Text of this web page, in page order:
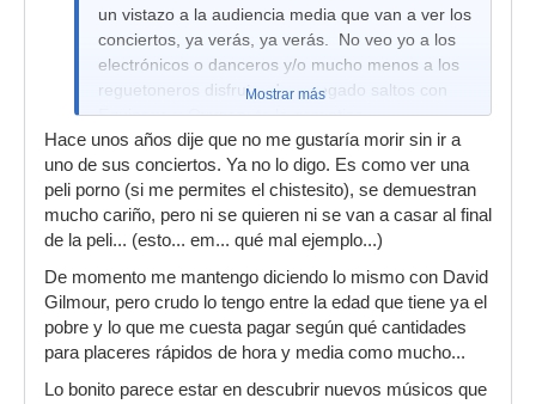
un vistazo a la audiencia media que van a ver los
conciertos, ya verás, ya verás. No veo yo a los
electrónicos o danceros y/o mucho menos a los
reguetoneros disfrutando o pegado saltos con
Equinoxe u Oxygen, te lo garantizo.
Mostrar más
Hace unos años dije que no me gustaría morir sin ir a
uno de sus conciertos. Ya no lo digo. Es como ver una
peli porno (si me permites el chistesito), se demuestran
mucho cariño, pero ni se quieren ni se van a casar al final
de la peli... (esto... em... qué mal ejemplo...)
De momento me mantengo diciendo lo mismo con David
Gilmour, pero crudo lo tengo entre la edad que tiene ya el
pobre y lo que me cuesta pagar según qué cantidades
para placeres rápidos de hora y media como mucho...
Lo bonito parece estar en descubrir nuevos músicos que